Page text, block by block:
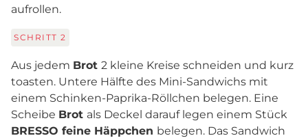
aufrollen.
SCHRITT 2
Aus jedem Brot 2 kleine Kreise schneiden und kurz
toasten. Untere Hälfte des Mini-Sandwichs mit
einem Schinken-Paprika-Röllchen belegen. Eine
Scheibe Brot als Deckel darauf legen einem Stück
BRESSO feine Häppchen belegen. Das Sandwich